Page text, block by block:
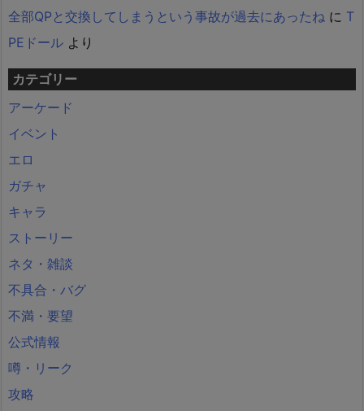
全部QPと交換してしまうという事故が過去にあったね に T
PEドール より
カテゴリー
アーケード
イベント
エロ
ガチャ
キャラ
ストーリー
ネタ・雑談
不具合・バグ
不満・要望
公式情報
噂・リーク
攻略